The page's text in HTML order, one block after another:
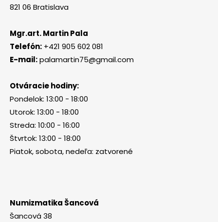
821 06 Bratislava
Mgr.art. Martin Pala
Telefón: +421 905 602 081
E-mail:palamartin75@gmail.com
Otváracie hodiny:
Pondelok: 13:00 - 18:00
Utorok: 13:00 - 18:00
Streda: 10:00 - 16:00
Štvrtok: 13:00 - 18:00
Piatok, sobota, nedeľa: zatvorené
Numizmatika Šancová
Šancová 38